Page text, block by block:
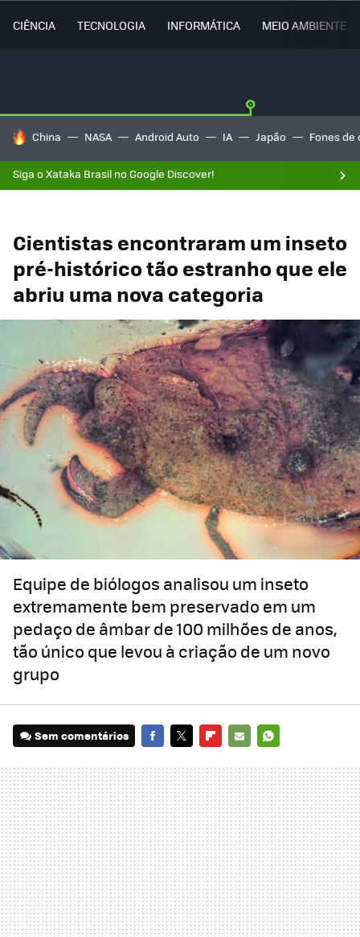
CIÊNCIA TECNOLOGIA INFORMÁTICA MEIO AMBIENTE
TENDÊNCIAS DO DIA
China NASA Android Auto IA Japão Fones de
Siga o Xataka Brasil no Google Discover!
Cientistas encontraram um inseto
pré-histórico tão estranho que ele
abriu uma nova categoria
Equipe de biólogos analisou um inseto
extremamente bem preservado em um
pedaço de âmbar de 100 milhões de anos,
tão único que levou à criação de um novo
grupo
Sem comentários
MAIL